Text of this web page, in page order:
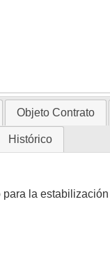
Objeto Contrato
Histórico
la